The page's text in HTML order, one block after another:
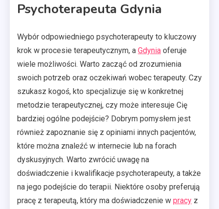
Psychoterapeuta Gdynia
Wybór odpowiedniego psychoterapeuty to kluczowy
krok w procesie terapeutycznym, a Gdynia oferuje
wiele możliwości. Warto zacząć od zrozumienia
swoich potrzeb oraz oczekiwań wobec terapeuty. Czy
szukasz kogoś, kto specjalizuje się w konkretnej
metodzie terapeutycznej, czy może interesuje Cię
bardziej ogólne podejście? Dobrym pomysłem jest
również zapoznanie się z opiniami innych pacjentów,
które można znaleźć w internecie lub na forach
dyskusyjnych. Warto zwrócić uwagę na
doświadczenie i kwalifikacje psychoterapeuty, a także
na jego podejście do terapii. Niektóre osoby preferują
pracę z terapeutą, który ma doświadczenie w pracy z